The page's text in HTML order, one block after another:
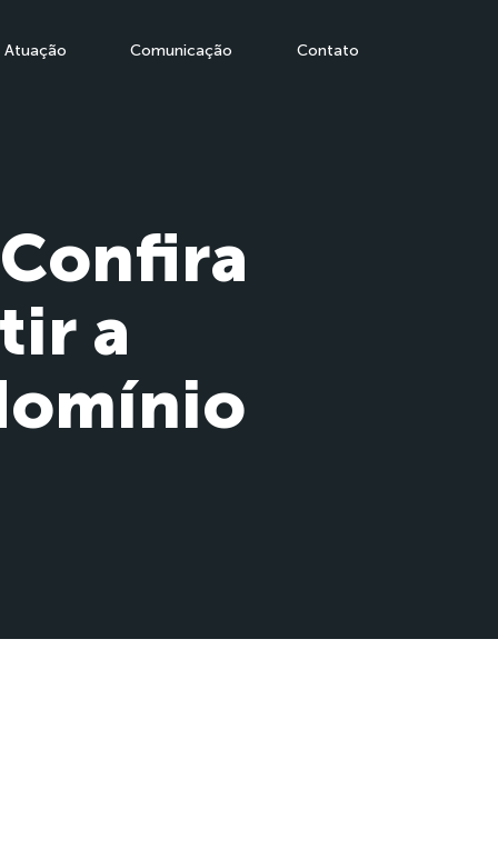
Atuação Comunicação Contato
a